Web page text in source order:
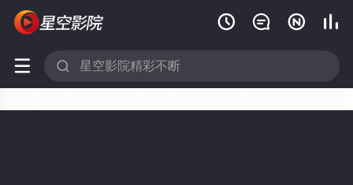
   
 